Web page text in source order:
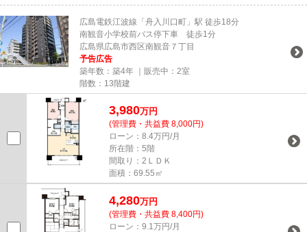
広島電鉄江波線「舟入川口町」駅 徒歩18分
南観音小学校前バス停下車 徒歩1分
広島県広島市西区南観音７丁目
予告広告
築年数：築4年 ｜販売中： 2室
階数：13階建
3,980万円
(管理費・共益費 8,000円)
ローン：8.4万円/月
所在階：5階
間取り：2ＬＤＫ
面積：69.55㎡
4,280万円
(管理費・共益費 8,400円)
ローン：9.1万円/月